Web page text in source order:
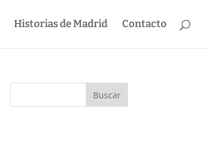
Historias de Madrid Contacto